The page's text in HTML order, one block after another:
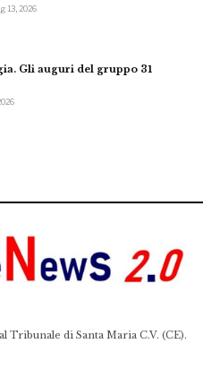
13, 2026
Gli auguri del gruppo 31
di Santa Maria C.V. (CE).